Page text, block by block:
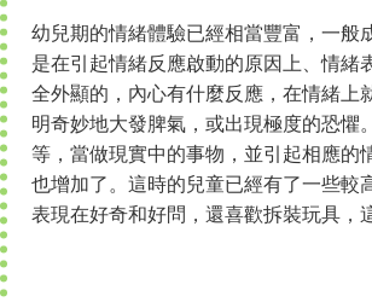
幼兒期的情緒體驗已經相當豐富，一般
是在引起情緒反應啟動的原因上、情緒
全外顯的，內心有什麼反應，在情緒上
明奇妙地大發脾氣，或出現極度的恐懼
等，當做現實中的事物，並引起相應的
也增加了。這時的兒童已經有了一些較
表現在好奇和好問，還喜歡拆裝玩具，